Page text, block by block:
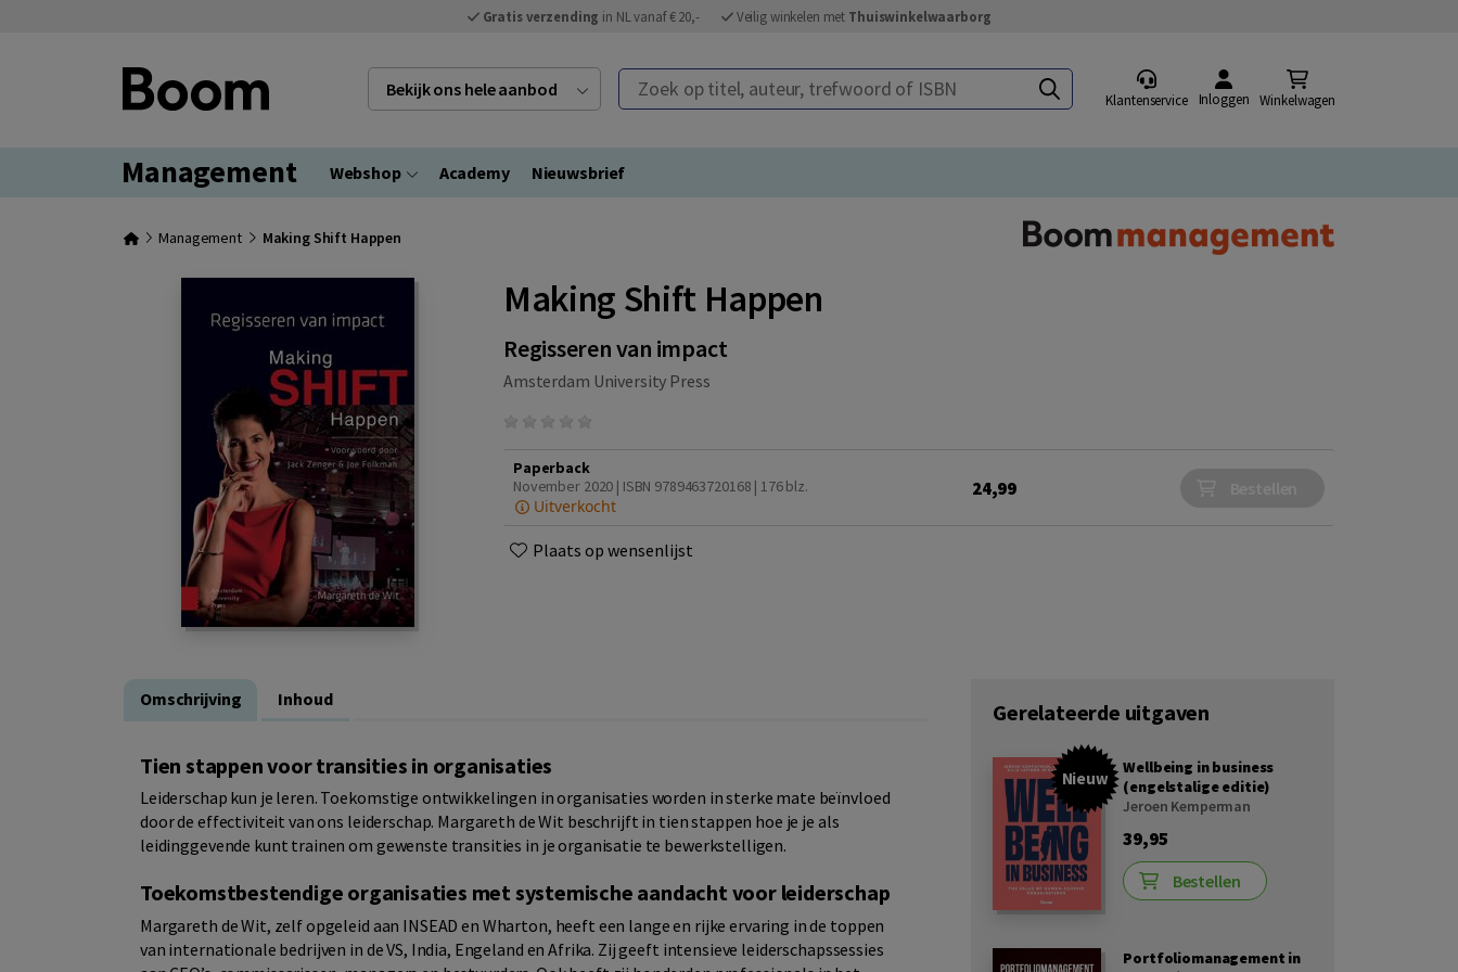
Gratis verzending in NL vanaf € 20,- Veilig winkelen met Thuiswinkelwaarborg
Bekijk ons hele aanbod Zoek op titel, auteur, trefwoord of ISBN
Klantenservice Inloggen Winkelwagen
Management Webshop Academy Nieuwsbrief
Management Making Shift Happen
Making Shift Happen
Regisseren van impact
Amsterdam University Press
Paperback
November 2020 | ISBN 9789463720168 | 176 blz.
Uitverkocht
24,99
Plaats op wensenlijst
Omschrijving Inhoud
Tien stappen voor transities in organisaties
Leiderschap kun je leren. Toekomstige ontwikkelingen in organisaties worden in sterke mate beïnvloed
door de effectiviteit van ons leiderschap. Margareth de Wit beschrijft in tien stappen hoe je je als
leidinggevende kunt trainen om gewenste transities in je organisatie te bewerkstelligen.
Toekomstbestendige organisaties met systemische aandacht voor leiderschap
Margareth de Wit, zelf opgeleid aan INSEAD en Wharton, heeft een lange en rijke ervaring in de toppen
van internationale bedrijven in de VS, India, Engeland en Afrika. Zij geeft intensieve leiderschapssessies
Gerelateerde uitgaven
Nieuw
Wellbeing in business
(engelstalige editie)
Jeroen Kemperman
39,95
Bestellen
Portfoliomanagement in